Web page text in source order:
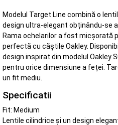
Modelul Target Line combină o
design ultra-elegant obținându-se
Rama ochelarilor a fost micșorată
perfectă cu căștile Oakley.
design inspirat din modelul Oakley
pentru orice dimensiune a feței.
un fit mediu.
Specificatii
Fit: Medium
Lentile cilindrice și un design